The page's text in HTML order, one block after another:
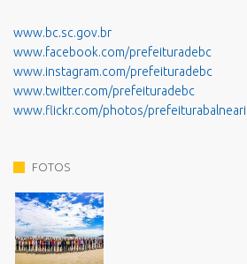
www.bc.sc.gov.br
www.facebook.com/prefeituradebc
www.instagram.com/prefeituradebc
www.twitter.com/prefeituradebc
www.flickr.com/photos/
FOTOS